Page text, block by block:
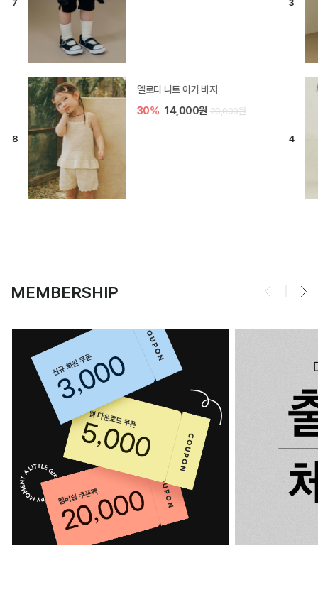
엘로디 니트 아기 바지
30% 14,000원 20,000원
MEMBERSHIP